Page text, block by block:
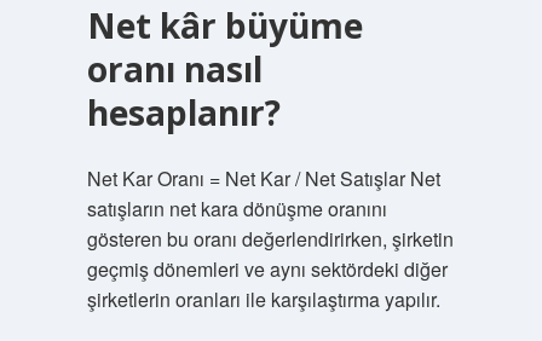
Net kâr büyüme
oranı nasıl
hesaplanır?
Net Kar Oranı = Net Kar / Net Satışlar Net
satışların net kara dönüşme oranını
gösteren bu oranı değerlendirirken, şirketin
geçmiş dönemleri ve aynı sektördeki diğer
şirketlerin oranları ile karşılaştırma yapılır.